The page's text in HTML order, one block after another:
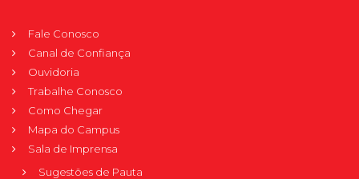
Fale Conosco
Canal de Confiança
Ouvidoria
Trabalhe Conosco
Como Chegar
Mapa do Campus
Sala de Imprensa
Sugestões de Pauta